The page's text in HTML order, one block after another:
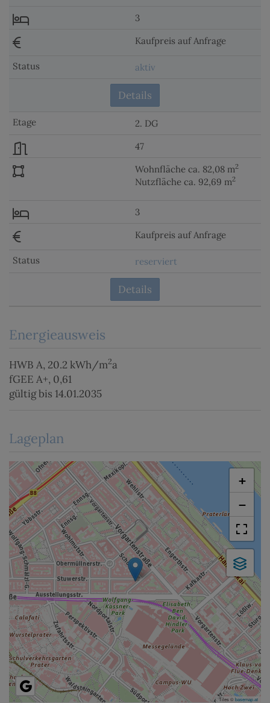
3
Kaufpreis auf Anfrage
aktiv
Details
2. DG
47
Wohnfläche ca. 82,08 m2
Nutzfläche ca. 92,69 m2
3
Kaufpreis auf Anfrage
reserviert
Details
Energieausweis
HWB A, 20.2 kWh/m2a
fGEE A+, 0,61
gültig bis 14.01.2035
Lageplan
+
−
Tiles ©basemap.at